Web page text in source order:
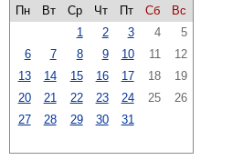
Пн
Вт Ср Чт Пт Сб
Вс
1
2 3 4
5
6
7 8 9 10 11
12
13
14 15 16 17 18
19
20
21 22 23 24 25
26
27
28 29 30 31